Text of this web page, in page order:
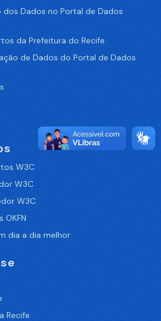
dos Dados no Portal de Dados
da Prefeitura do Recife
de Dados do Portal de Dados
W3C
W3C
W3C
OKFN
dia a dia melhor
Recife